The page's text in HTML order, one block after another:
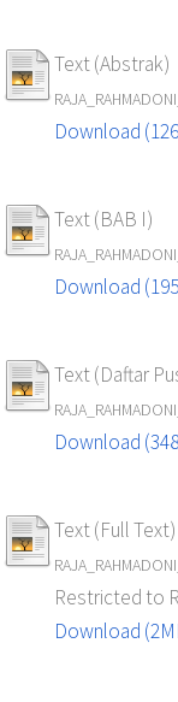
Text (Abstrak)
Download
Text (BAB I)
Download
Text (Daftar
Download
Text (Full Text)
Restricted to
Download